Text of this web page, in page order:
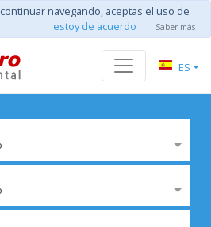
navegando, aceptas el uso de
estoy de acuerdo Saber más
ES